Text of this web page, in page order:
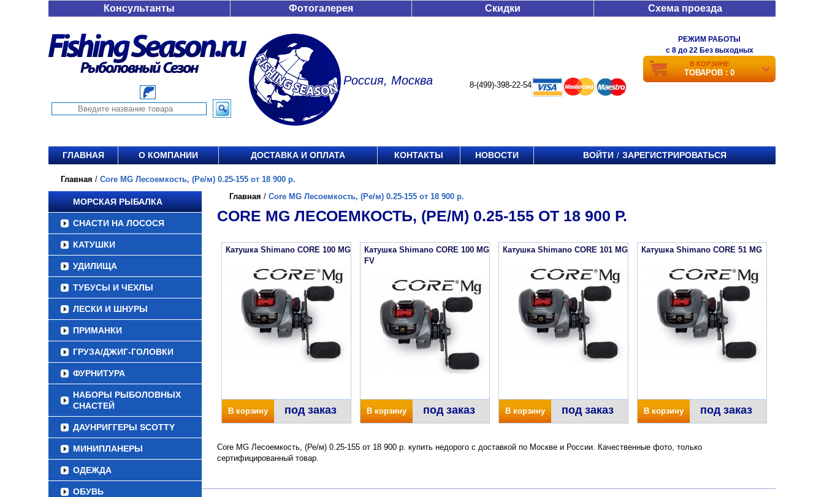
Консультанты Фотогалерея Скидки Схема проезда
Россия, Москва 8-(499)-398-22-54
РЕЖИМ РАБОТЫ
c 8 до 22 Без выходных
В КОРЗИНЕ
ТОВАРОВ : 0
ГЛАВНАЯ О КОМПАНИИ ДОСТАВКА И ОПЛАТА КОНТАКТЫ НОВОСТИ ВОЙТИ / ЗАРЕГИСТРИРОВАТЬСЯ
Главная / Core MG Лесоемкость, (Ре/м) 0.25-155 от 18 900 р.
МОРСКАЯ РЫБАЛКА
СНАСТИ НА ЛОСОСЯ
КАТУШКИ
УДИЛИЩА
ТУБУСЫ И ЧЕХЛЫ
ЛЕСКИ И ШНУРЫ
ПРИМАНКИ
ГРУЗА/ДЖИГ-ГОЛОВКИ
ФУРНИТУРА
НАБОРЫ РЫБОЛОВНЫХ
СНАСТЕЙ
ДАУНРИГГЕРЫ SCOTTY
МИНИПЛАНЕРЫ
ОДЕЖДА
ОБУВЬ
Главная / Core MG Лесоемкость, (Ре/м) 0.25-155 от 18 900 р.
CORE MG ЛЕСОЕМКОСТЬ, (РЕ/М) 0.25-155 ОТ 18 900 Р.
Катушка Shimano CORE 100 MG
В корзину под заказ
Катушка Shimano CORE 100 MG
FV
В корзину под заказ
Катушка Shimano CORE 101 MG
В корзину под заказ
Катушка Shimano CORE 51 MG
В корзину под заказ
Core MG Лесоемкость, (Ре/м) 0.25-155 от 18 900 р. купить недорого с доставкой по Москве и России. Качественные фото, только
сертифицированный товар.